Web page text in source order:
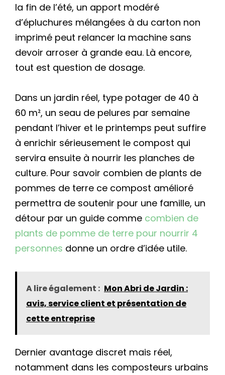
la fin de l’été, un apport modéré
d’épluchures mélangées à du carton non
imprimé peut relancer la machine sans
devoir arroser à grande eau. Là encore,
tout est question de dosage.
Dans un jardin réel, type potager de 40 à
60 m², un seau de pelures par semaine
pendant l’hiver et le printemps peut suffire
à enrichir sérieusement le compost qui
servira ensuite à nourrir les planches de
culture. Pour savoir combien de plants de
pommes de terre ce compost amélioré
permettra de soutenir pour une famille, un
détour par un guide comme combien de
plants de pomme de terre pour nourrir 4
personnes donne un ordre d’idée utile.
A lire également : Mon Abri de Jardin :
avis, service client et présentation de
cette entreprise
Dernier avantage discret mais réel,
notamment dans les composteurs urbains